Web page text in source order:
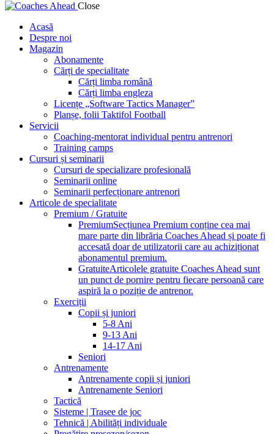
Close
Acasă
Despre noi
Magazin
Abonamente
Cărți de specialitate
Cărți limba română
Cărți limba engleza
Licențe „Software Tactics Manager”
Planșe, folii Taktifol Football
Servicii
Coaching-mentorat individual pentru antrenori
Training camps
Cursuri și seminarii
Cursuri de specializare profesională
Seminarii online
Seminarii perfecționare antrenori
Articole de specialitate
Premium / Gratuite
PremiumSecțiunea Premium conține cea mai
mare parte din librăria Coaches Ahead și poate fi
accesată doar de utilizatorii care au achiziționat
abonamentul premium.
GratuiteArticolele gratuite Coaches Ahead sunt
un punct de pornire pentru fiecare persoană care
aspiră la o poziție de antrenor.
Exerciții
Copii și juniori
5-8 Ani
9-13 Ani
14-17 Ani
Seniori
Antrenamente
Antrenamente copii și juniori
Antrenamente Seniori
Tactică
Sisteme | Trasee de joc
Tehnică | Abilități individuale